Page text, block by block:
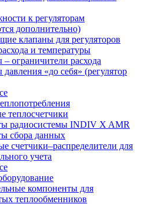
к регуляторам
дополнительно)
клапаны для регуляторов
и температуры
– ограничители расхода
давления «до себя» (регулятор
теплосчетчики
радиосистемы INDIV X AMR
сбора данных
счетчики–распределители для
учета
компоненты для
теплообменников